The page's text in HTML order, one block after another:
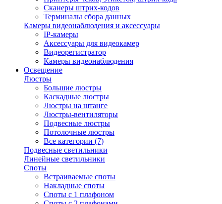
Сканеры штрих-кодов
Терминалы сбора данных
Камеры видеонаблюдения и аксессуары
IP-камеры
Аксессуары для видеокамер
Видеорегистратор
Камеры видеонаблюдения
Освещение
Люстры
Большие люстры
Каскадные люстры
Люстры на штанге
Люстры-вентиляторы
Подвесные люстры
Потолочные люстры
Все категории (7)
Подвесные светильники
Линейные светильники
Споты
Встраиваемые споты
Накладные споты
Споты с 1 плафоном